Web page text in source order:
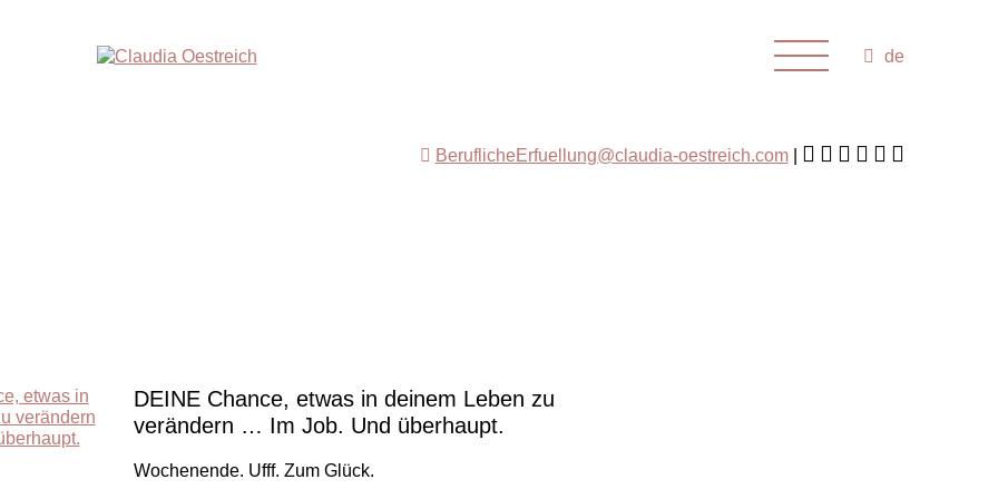
de
BeruflicheErfuellung@claudia-oestreich.com
DEINE Chance, etwas in deinem Leben zu
verändern … Im Job. Und überhaupt.
Wochenende. Ufff. Zum Glück.